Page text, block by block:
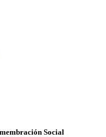
Social